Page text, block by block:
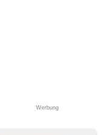
Werbung